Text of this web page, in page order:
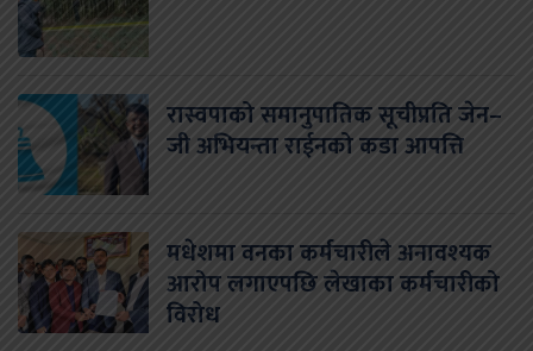
रास्वपाको समानुपातिक सूचीप्रति जेन–
जी अभियन्ता राईनको कडा आपत्ति
मधेशमा वनका कर्मचारीले अनावश्यक
आरोप लगाएपछि लेखाका कर्मचारीको
विरोध